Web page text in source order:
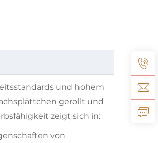
und hohem
gerollt und
zeigt sich in:
von